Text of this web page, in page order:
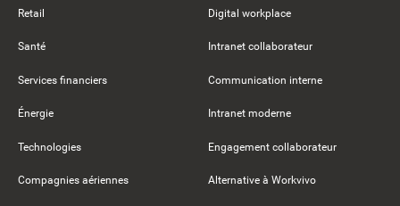
Retail
Santé
Services financiers
Énergie
Technologies
Compagnies aériennes
Digital workplace
Intranet collaborateur
Communication interne
Intranet moderne
Engagement collaborateur
Alternative à Workvivo